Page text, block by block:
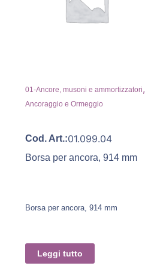
01-Ancore, musoni e ammortizzatori,
Ancoraggio e Ormeggio
Cod. Art.:01.099.04
Borsa per ancora, 914 mm
Borsa per ancora, 914 mm
Leggi tutto